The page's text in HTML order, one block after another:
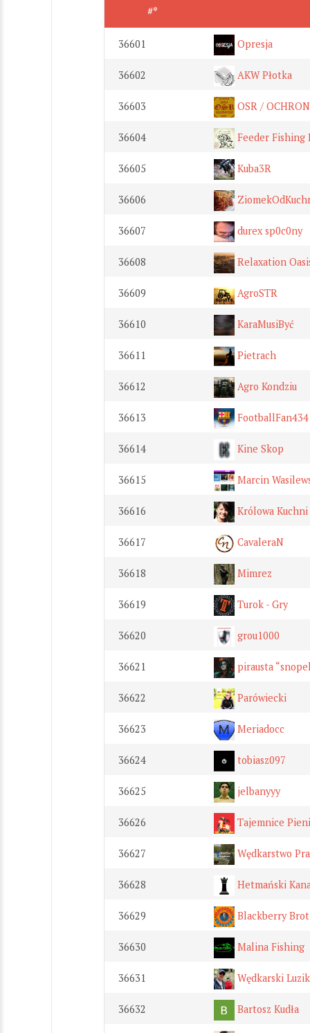
#*
36601 Opresja
36602 AKW Płotka
36603 OSR /
36604 Feeder Fishing
36605 Kuba3R
36606
36607 durex sp0c0ny
36608 Relaxation
36609 AgroSTR
36610 KaraMusiByć
36611 Pietrach
36612 Agro Kondziu
36613 FootballFan434
36614 Kine Skop
36615 Marcin
36616 Królowa Kuchni
36617 CavaleraN
36618 Mimrez
36619 Turok - Gry
36620 grou1000
36621 pirausta
36622 Parówiecki
36623 Meriadocc
36624 tobiasz097
36625 jelbanyyy
36626 Tajemnice
36627 Wędkarstwo
36628 Hetmański
36629 Blackberry
36630 Malina Fishing
36631 Wędkarski
36632 Bartosz Kudła